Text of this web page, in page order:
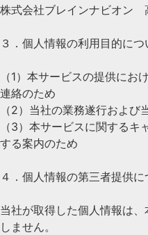
株式会社ブレインナビオン
３．個人情報の利用目的につ
（1）本サービスの提供に
連絡のため
（2）当社の業務遂行およ
（3）本サービスに関する
する案内のため
４．個人情報の第三者提供に
当社が取得した個人情報は
しません。